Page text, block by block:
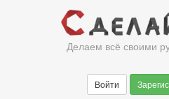
Делаем всё своими
Войти